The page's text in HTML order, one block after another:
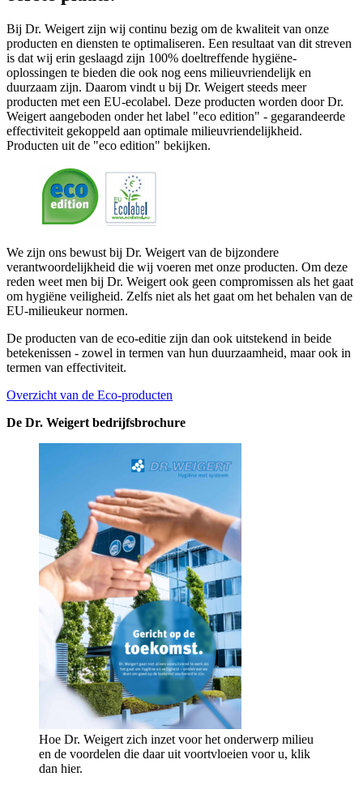
Bij Dr. Weigert zijn wij continu bezig om de kwaliteit van onze
producten en diensten te optimaliseren. Een resultaat van dit streven
is dat wij erin geslaagd zijn 100% doeltreffende hygiëne-
oplossingen te bieden die ook nog eens milieuvriendelijk en
duurzaam zijn. Daarom vindt u bij Dr. Weigert steeds meer
producten met een EU-ecolabel. Deze producten worden door Dr.
Weigert aangeboden onder het label "eco edition" - gegarandeerde
effectiviteit gekoppeld aan optimale milieuvriendelijkheid.
Producten uit de "eco edition" bekijken.
We zijn ons bewust bij Dr. Weigert van de bijzondere
verantwoordelijkheid die wij voeren met onze producten. Om deze
reden weet men bij Dr. Weigert ook geen compromissen als het gaat
om hygiëne veiligheid. Zelfs niet als het gaat om het behalen van de
EU-milieukeur normen.
De producten van de eco-editie zijn dan ook uitstekend in beide
betekenissen - zowel in termen van hun duurzaamheid, maar ook in
termen van effectiviteit.
Overzicht van de Eco-producten
De Dr. Weigert bedrijfsbrochure
Hoe Dr. Weigert zich inzet voor het onderwerp milieu
en de voordelen die daar uit voortvloeien voor u, klik
dan hier.